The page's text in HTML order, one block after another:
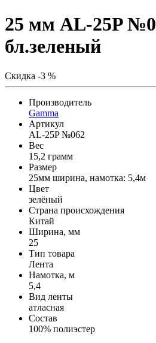
25 мм AL-25P
бл.зеленый
Скидка -3 %
Производитель
Gamma
Артикул
AL-25P №062
Вес
15,2 грамм
Размер
25мм ширина, намотка: 5,4м
Цвет
зелёный
Страна происхождения
Китай
Ширина, мм
25
Тип товара
Лента
Намотка, м
5,4
Вид ленты
атласная
Состав
100% полиэстер